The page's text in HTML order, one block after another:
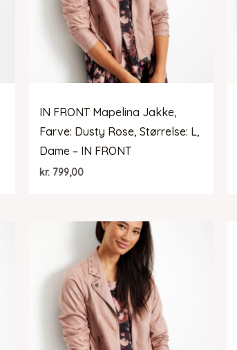
IN FRONT Mapelina Jakke,
Farve: Dusty Rose, Størrelse: L,
Dame – IN FRONT
kr. 799,00